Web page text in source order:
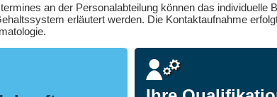
an der Personalabteilung können das individuelle
erläutert werden. Die Kontaktaufnahme